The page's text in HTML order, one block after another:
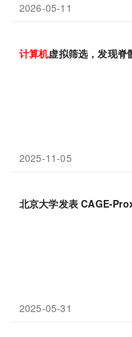
2026-05-11
计算机虚拟筛选，发现脊
2025-11-05
北京大学发表 CAGE-
2025-05-31